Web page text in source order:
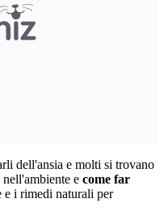
dell'ansia e molti si trovano
e come far
e i rimedi naturali per